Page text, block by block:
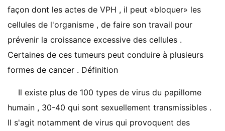
façon dont les actes de VPH , il peut «bloquer» les
cellules de l'organisme , de faire son travail pour
prévenir la croissance excessive des cellules .
Certaines de ces tumeurs peut conduire à plusieurs
formes de cancer . Définition
Il existe plus de 100 types de virus du papillome
humain , 30-40 qui sont sexuellement transmissibles .
Il s'agit notamment de virus qui provoquent des